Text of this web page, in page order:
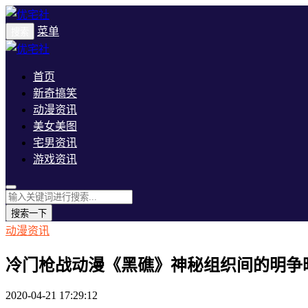
菜单
首页
新奇搞笑
动漫资讯
美女美图
宅男资讯
游戏资讯
搜索一下
动漫资讯
冷门枪战动漫《黑礁》神秘组织间的明争
2020-04-21 17:29:12